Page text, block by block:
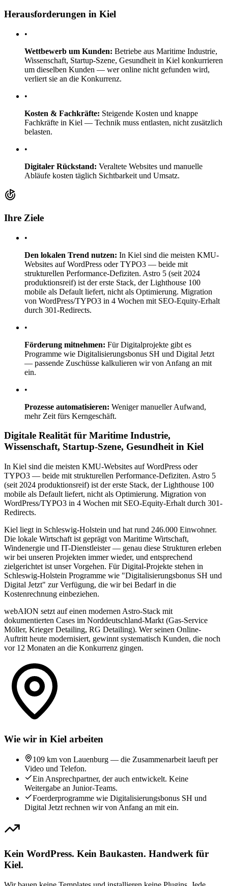
Herausforderungen in Kiel
•
Wettbewerb um Kunden: Betriebe aus Maritime Industrie,
Wissenschaft, Startup-Szene, Gesundheit in Kiel konkurrieren
um dieselben Kunden — wer online nicht gefunden wird,
verliert sie an die Konkurrenz.
•
Kosten & Fachkräfte: Steigende Kosten und knappe
Fachkräfte in Kiel — Technik muss entlasten, nicht zusätzlich
belasten.
•
Digitaler Rückstand: Veraltete Websites und manuelle
Abläufe kosten täglich Sichtbarkeit und Umsatz.
Ihre Ziele
•
Den lokalen Trend nutzen: In Kiel sind die meisten KMU-
Websites auf WordPress oder TYPO3 — beide mit
strukturellen Performance-Defiziten. Astro 5 (seit 2024
produktionsreif) ist der erste Stack, der Lighthouse 100
mobile als Default liefert, nicht als Optimierung. Migration
von WordPress/TYPO3 in 4 Wochen mit SEO-Equity-Erhalt
durch 301-Redirects.
•
Förderung mitnehmen: Für Digitalprojekte gibt es
Programme wie Digitalisierungsbonus SH und Digital Jetzt
— passende Zuschüsse kalkulieren wir von Anfang an mit
ein.
•
Prozesse automatisieren: Weniger manueller Aufwand,
mehr Zeit fürs Kerngeschäft.
Digitale Realität für Maritime Industrie,
Wissenschaft, Startup-Szene, Gesundheit in Kiel
In Kiel sind die meisten KMU-Websites auf WordPress oder
TYPO3 — beide mit strukturellen Performance-Defiziten. Astro 5
(seit 2024 produktionsreif) ist der erste Stack, der Lighthouse 100
mobile als Default liefert, nicht als Optimierung. Migration von
WordPress/TYPO3 in 4 Wochen mit SEO-Equity-Erhalt durch 301-
Redirects.
Kiel liegt in Schleswig-Holstein und hat rund 246.000 Einwohner.
Die lokale Wirtschaft ist geprägt von Maritime Wirtschaft,
Windenergie und IT-Dienstleister — genau diese Strukturen erleben
wir bei unseren Projekten immer wieder, und entsprechend
zielgerichtet ist unser Vorgehen. Für Digital-Projekte stehen in
Schleswig-Holstein Programme wie "Digitalisierungsbonus SH und
Digital Jetzt" zur Verfügung, die wir bei Bedarf in die
Kostenrechnung einbeziehen.
webAION setzt auf einen modernen Astro-Stack mit
dokumentierten Cases im Norddeutschland-Markt (Gas-Service
Möller, Krieger Detailing, RG Detailing). Wer seinen Online-
Auftritt heute modernisiert, gewinnt systematisch Kunden, die noch
vor 12 Monaten an die Konkurrenz gingen.
Wie wir in Kiel arbeiten
109 km von Lauenburg — die Zusammenarbeit laeuft per
Video und Telefon.
Ein Ansprechpartner, der auch entwickelt. Keine
Weitergabe an Junior-Teams.
Foerderprogramme wie Digitalisierungsbonus SH und
Digital Jetzt rechnen wir von Anfang an mit ein.
Kein WordPress. Kein Baukasten. Handwerk für
Kiel.